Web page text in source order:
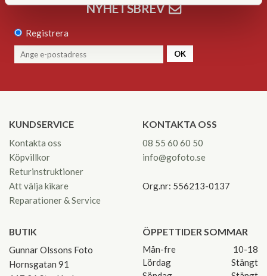
NYHETSBREV
Registrera
OK
KUNDSERVICE
Kontakta oss
Köpvillkor
Returinstruktioner
Att välja kikare
Reparationer & Service
KONTAKTA OSS
08 55 60 60 50
info@gofoto.se
Org.nr: 556213-0137
BUTIK
Gunnar Olssons Foto
Hornsgatan 91
ÖPPETTIDER SOMMAR
Mån-fre
10-18
Lördag
Stängt